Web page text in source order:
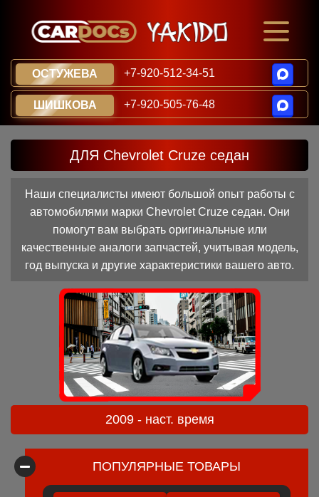
ОСТУЖЕВА +7-920-512-34-51
ШИШКОВА +7-920-505-76-48
ДЛЯ Chevrolet Cruze седан
Наши специалисты имеют большой опыт работы с
автомобилями марки Chevrolet Cruze седан. Они
помогут вам выбрать оригинальные или
качественные аналоги запчастей, учитывая модель,
год выпуска и другие характеристики вашего авто.
2009 - наст. время
ПОПУЛЯРНЫЕ ТОВАРЫ